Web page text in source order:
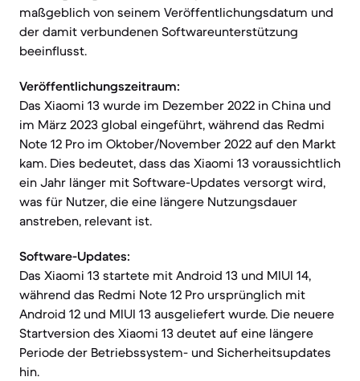
maßgeblich von seinem Veröffentlichungsdatum und
der damit verbundenen Softwareunterstützung
beeinflusst.
Veröffentlichungszeitraum:
Das Xiaomi 13 wurde im Dezember 2022 in China und
im März 2023 global eingeführt, während das Redmi
Note 12 Pro im Oktober/November 2022 auf den Markt
kam. Dies bedeutet, dass das Xiaomi 13 voraussichtlich
ein Jahr länger mit Software-Updates versorgt wird,
was für Nutzer, die eine längere Nutzungsdauer
anstreben, relevant ist.
Software-Updates:
Das Xiaomi 13 startete mit Android 13 und MIUI 14,
während das Redmi Note 12 Pro ursprünglich mit
Android 12 und MIUI 13 ausgeliefert wurde. Die neuere
Startversion des Xiaomi 13 deutet auf eine längere
Periode der Betriebssystem- und Sicherheitsupdates
hin.